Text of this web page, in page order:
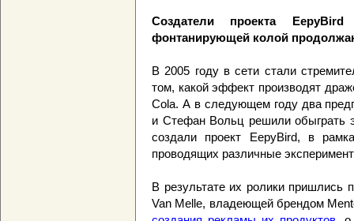
Создатели проекта
фонтанирующей колой
В 2005 году в сети стали
том, какой эффект производят
Cola. А в следующем году два
и Стефан Вольц решили обыграть
создали проект EepyBird, в
проводящих различные
В результате их ролики пришлись
Van Melle, владеющей брендом